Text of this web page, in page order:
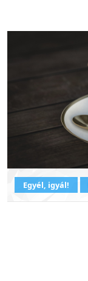
Egyél, igyál!